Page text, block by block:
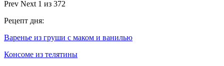
Prev Next 1 из 372
Рецепт дня:
Варенье из груши с маком и ванилью
Консоме из телятины